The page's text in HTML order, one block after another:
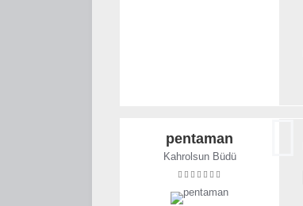
pentaman
Kahrolsun Büdü